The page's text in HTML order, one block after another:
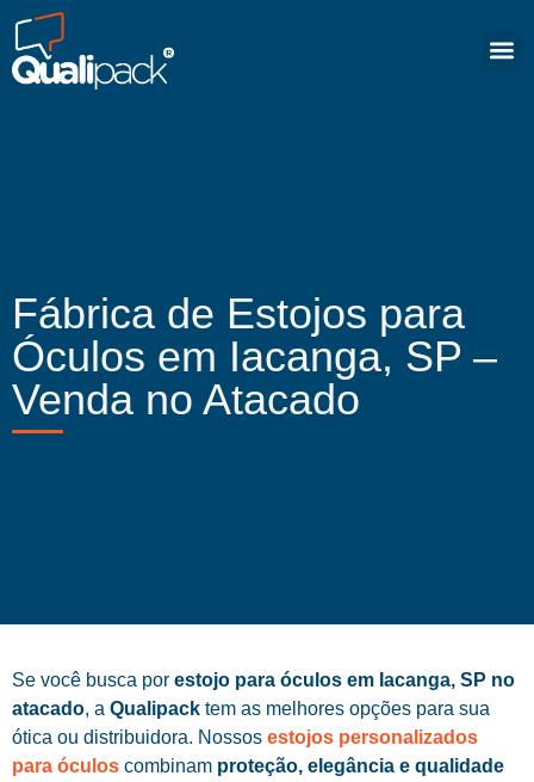
Fábrica de Estojos para
Óculos em Iacanga, SP –
Venda no Atacado
Se você busca por estojo para óculos em Iacanga, SP no
atacado, a Qualipack tem as melhores opções para sua
ótica ou distribuidora. Nossos estojos personalizados
para óculos combinam proteção, elegância e qualidade